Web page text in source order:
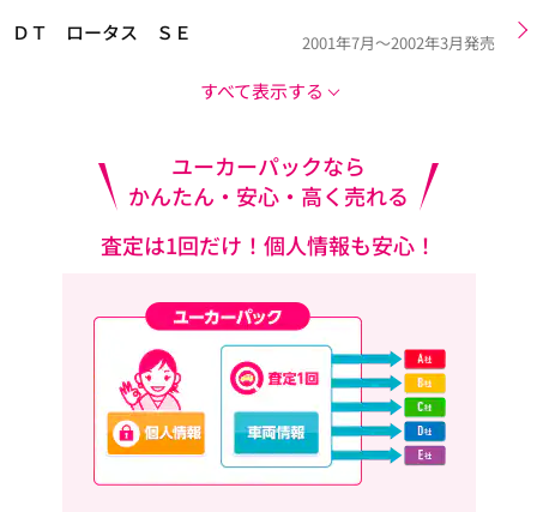
ＤＴ ロータス ＳＥ 2001年7月～2002年3月発売
すべて表示する
ユーカーパックなら
かんたん・安心・高く売れる
査定は1回だけ！個人情報も安心！